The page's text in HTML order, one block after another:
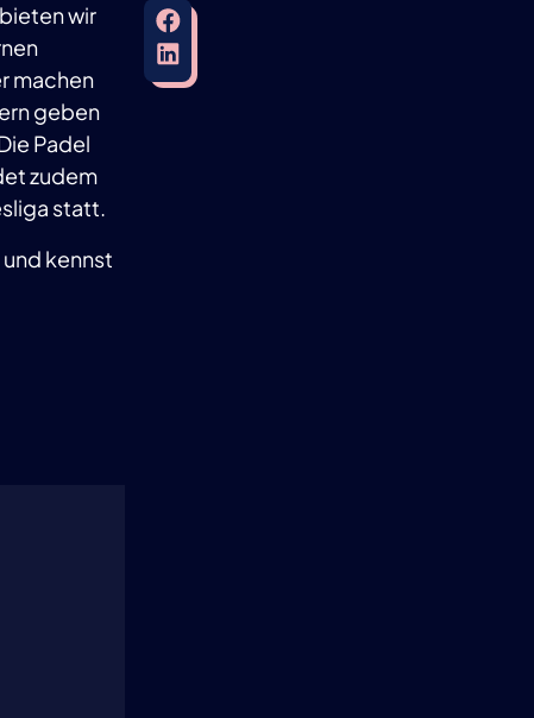
wir
machen
geben
Padel
zudem
statt.
kennst